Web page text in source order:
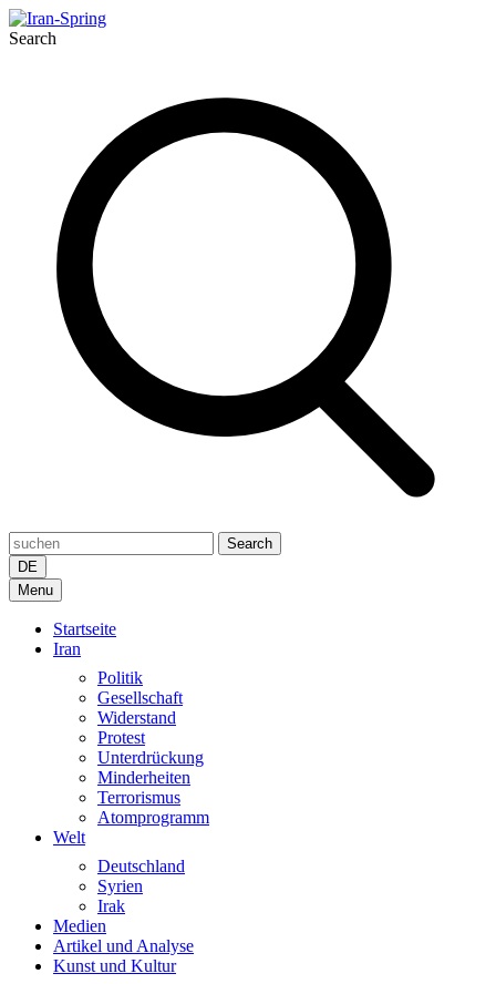
Search
Search
DE
Menu
Startseite
Iran
Politik
Gesellschaft
Widerstand
Protest
Unterdrückung
Minderheiten
Terrorismus
Atomprogramm
Welt
Deutschland
Syrien
Irak
Medien
Artikel und Analyse
Kunst und Kultur